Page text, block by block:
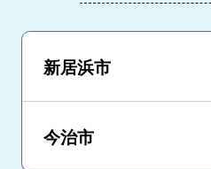
新居浜市
今治市